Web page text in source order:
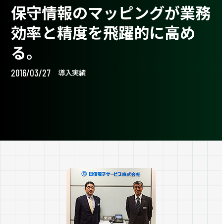
保守情報のマッピングが業務
効率と精度を飛躍的に高め
る。
2016/03/27 導入実績